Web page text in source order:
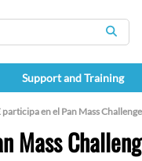
Support and Training
en el Pan Mass
Mass